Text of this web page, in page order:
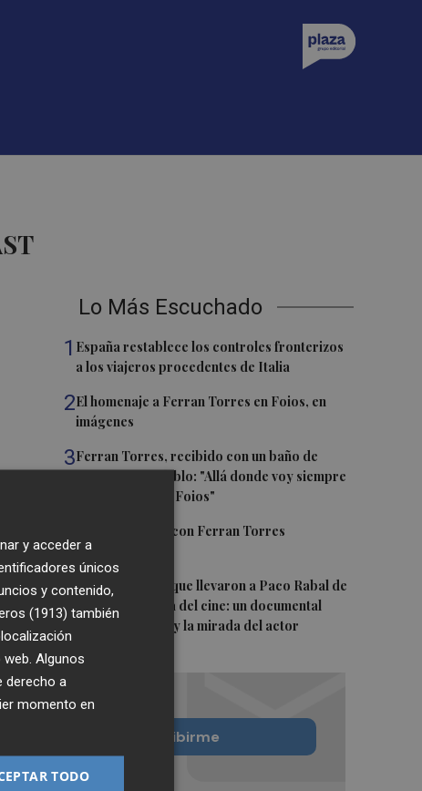
Lo Más Escuchado
1 España restablece los controles fronterizos
a los viajeros procedentes de Italia
2El homenaje a Ferran Torres en Foios, en
imágenes
3Ferran Torres, recibido con un baño de
masas en su pueblo: "Allá donde voy siempre
digo que soy de Foios"
Foios se vuelca con Ferran Torres
5Las '200 vidas' que llevaron a Paco Rabal de
Águilas a la cima del cine: un documental
recupera la voz y la mirada del actor
Quiero suscribirme
y acceder a
únicos
y contenido,
(1913) también
Algunos
derecho a
momento en
TODO